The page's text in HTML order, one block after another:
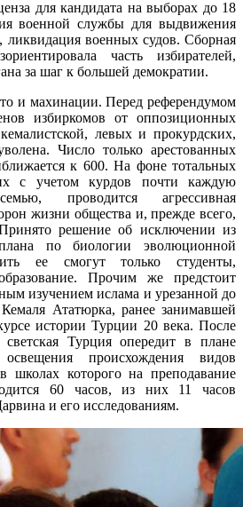
для кандидата на выборах до 18
военной службы для выдвижения
ликвидация военных судов. Сборная
часть избирателей,
за шаг к большей демократии.
и махинации. Перед референдумом
избиркомов от оппозиционных
левых и прокурдских,
Число только арестованных
к 600. На фоне тотальных
с учетом курдов почти каждую
проводится агрессивная
жизни общества и, прежде всего,
решение об исключении из
по биологии эволюционной
ее смогут только студенты,
Прочим же предстоит
изучением ислама и урезанной до
Ататюрка, ранее занимавшей
истории Турции 20 века. После
Турция опередит в плане
происхождения видов
школах которого на преподавание
60 часов, из них 11 часов
и его исследованиям.